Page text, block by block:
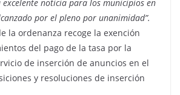
excelente noticia para los municipios en
por el pleno por unanimidad”.
la ordenanza recoge la exención
del pago de la tasa por la
de inserción de anuncios en el
y resoluciones de inserción